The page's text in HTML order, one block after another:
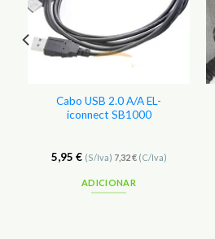
Cabo USB 2.0 A/A EL-
iconnect SB1000
5,95 € (S/Iva) 7,32€(C/Iva)
ADICIONAR